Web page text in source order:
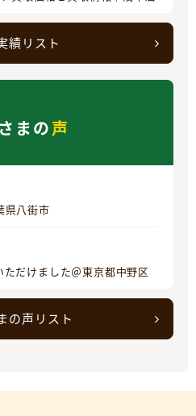
績リスト
まの声
県八街市
だけました＠東京都中野区
の声リスト